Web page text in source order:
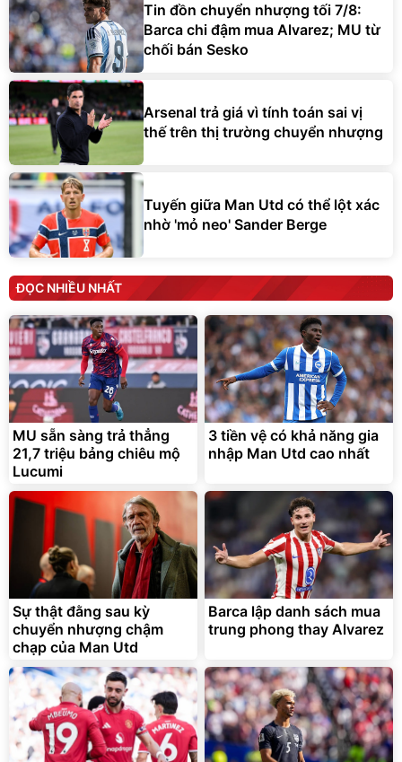
Tin đồn chuyển nhượng tối 7/8:
Barca chi đậm mua Alvarez; MU từ
chối bán Sesko
Arsenal trả giá vì tính toán sai vị
thế trên thị trường chuyển nhượng
Tuyến giữa Man Utd có thể lột xác
nhờ 'mỏ neo' Sander Berge
ĐỌC NHIỀU NHẤT
MU sẵn sàng trả thẳng
21,7 triệu bảng chiêu mộ
Lucumi
3 tiền vệ có khả năng gia
nhập Man Utd cao nhất
Sự thật đằng sau kỳ
chuyển nhượng chậm
chạp của Man Utd
Barca lập danh sách mua
trung phong thay Alvarez